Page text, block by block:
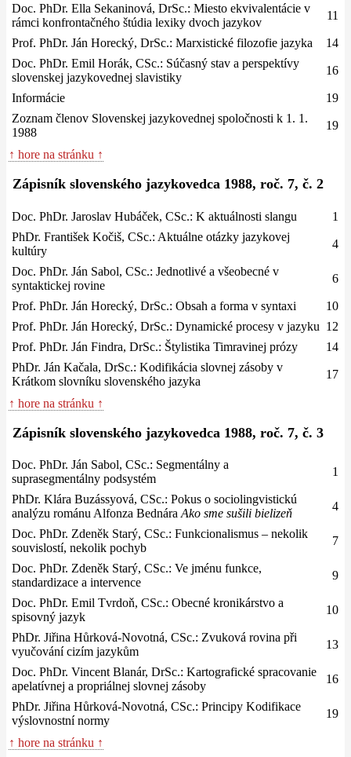
Doc. PhDr. Ella Sekaninová, DrSc.: Miesto ekvivalentácie v
rámci konfrontačného štúdia lexiky dvoch jazykov
11
Prof. PhDr. Ján Horecký, DrSc.: Marxistické filozofie jazyka
14
Doc. PhDr. Emil Horák, CSc.: Súčasný stav a perspektívy
slovenskej jazykovednej slavistiky
16
Informácie
19
Zoznam členov Slovenskej jazykovednej spoločnosti k 1. 1.
1988
19
↑ hore na stránku ↑
Zápisník slovenského jazykovedca 1988, roč. 7, č. 2
Doc. PhDr. Jaroslav Hubáček, CSc.: K aktuálnosti slangu
1
PhDr. František Kočiš, CSc.: Aktuálne otázky jazykovej
kultúry
4
Doc. PhDr. Ján Sabol, CSc.: Jednotlivé a všeobecné v
syntaktickej rovine
6
Prof. PhDr. Ján Horecký, DrSc.: Obsah a forma v syntaxi
10
Prof. PhDr. Ján Horecký, DrSc.: Dynamické procesy v jazyku 12
Prof. PhDr. Ján Findra, DrSc.: Štylistika Timravinej prózy
14
PhDr. Ján Kačala, DrSc.: Kodifikácia slovnej zásoby v
Krátkom slovníku slovenského jazyka
17
↑ hore na stránku ↑
Zápisník slovenského jazykovedca 1988, roč. 7, č. 3
Doc. PhDr. Ján Sabol, CSc.: Segmentálny a
suprasegmentálny podsystém
1
PhDr. Klára Buzássyová, CSc.: Pokus o sociolingvistickú
analýzu románu Alfonza BednáraAko sme sušili bielizeň
4
Doc. PhDr. Zdeněk Starý, CSc.: Funkcionalismus – nekolik
souvislostí, nekolik pochyb
7
Doc. PhDr. Zdeněk Starý, CSc.: Ve jménu funkce,
standardizace a intervence
9
Doc. PhDr. Emil Tvrdoň, CSc.: Obecné kronikárstvo a
spisovný jazyk
10
PhDr. Jiřina Hůrková-Novotná, CSc.: Zvuková rovina při
vyučování cizím jazykům
13
Doc. PhDr. Vincent Blanár, DrSc.: Kartografické spracovanie
apelatívnej a propriálnej slovnej zásoby
16
PhDr. Jiřina Hůrková-Novotná, CSc.: Principy Kodifikace
výslovnostní normy
19
↑ hore na stránku ↑